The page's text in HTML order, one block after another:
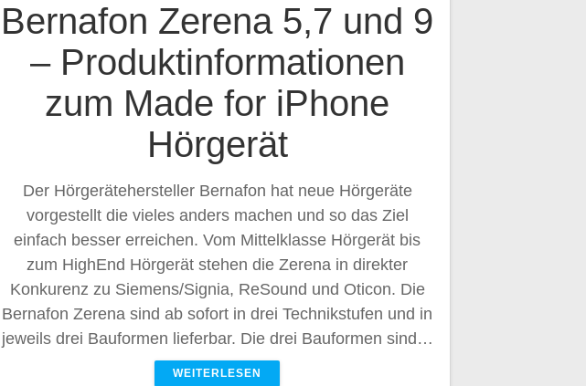
Bernafon Zerena 5,7 und 9
– Produktinformationen
zum Made for iPhone
Hörgerät
Der Hörgerätehersteller Bernafon hat neue Hörgeräte
vorgestellt die vieles anders machen und so das Ziel
einfach besser erreichen. Vom Mittelklasse Hörgerät bis
zum HighEnd Hörgerät stehen die Zerena in direkter
Konkurenz zu Siemens/Signia, ReSound und Oticon. Die
Bernafon Zerena sind ab sofort in drei Technikstufen und in
jeweils drei Bauformen lieferbar. Die drei Bauformen sind…
WEITERLESEN